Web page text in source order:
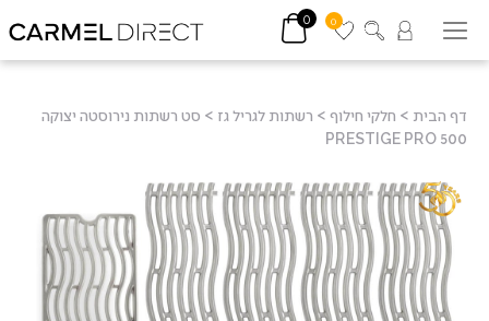
0
0
דף הבית > חלקי חילוף > רשתות לגריל גז > סט רשתות נירוסטה יצוקה
PRESTIGE PRO 500